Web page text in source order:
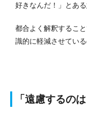
好きなんだ！」とあ
都合よく解釈するこ
識的に軽減させてい
「遠慮するの